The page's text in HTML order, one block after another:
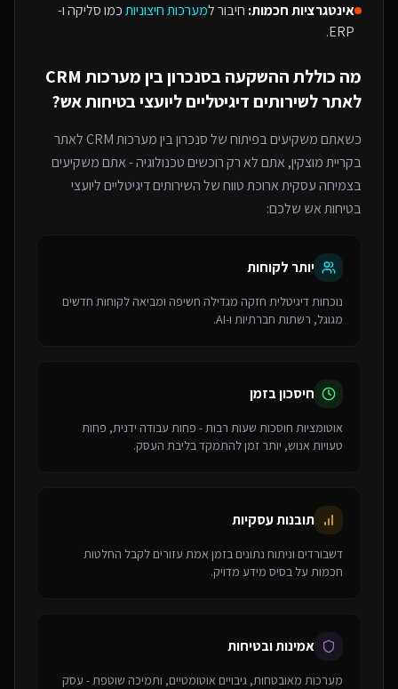
אינטגרציות חכמות: חיבור למערכות חיצוניותכמו סליקה ו-
ERP.
מה כוללת ההשקעה ב
סנכרון בין מערכות CRM
לאתרלשירותים דיגיטליים ליועצי בטיחות אש?
כשאתם משקיעים בפיתוח שלסנכרון בין מערכות CRM לאתר
בקריית מוצקין, אתם לא רק רוכשים טכנולוגיה - אתם משקיעים
בצמיחה עסקית ארוכת טווח של השירותים דיגיטליים ליועצי
בטיחות אש שלכם:
יותר לקוחות
נוכחות דיגיטלית חזקה מגדילה חשיפה ומביאה לקוחות חדשים
מגוגל, רשתות חברתיות ו-AI.
חיסכון בזמן
אוטומציות חוסכות שעות רבות - פחות עבודה ידנית, פחות
טעויות אנוש, יותר זמן להתמקד בליבת העסק.
תובנות עסקיות
דשבורדים וניתוח נתונים בזמן אמת עזורים לקבל החלטות
חכמות על בסיס מידע מדויק.
אמינות ובטיחות
מערכות מאובטחות, גיבויים אוטומטיים, ותמיכה שוטפת - עסק